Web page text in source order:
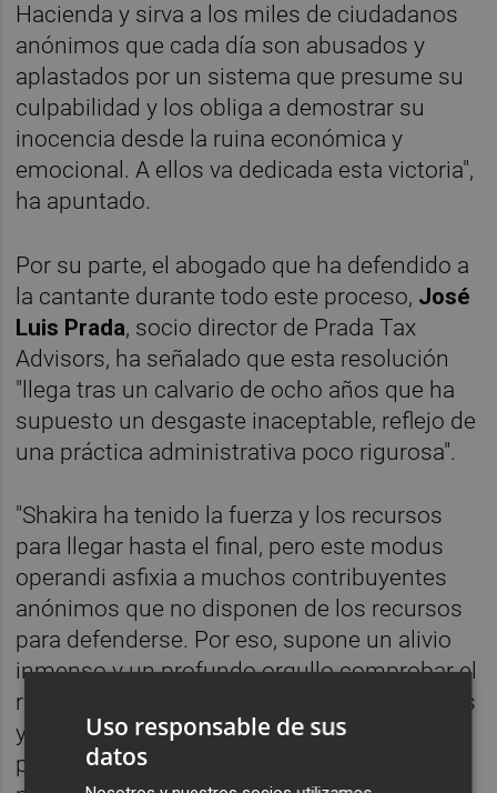
Hacienda y sirva a los miles de ciudadanos
anónimos que cada día son abusados y
aplastados por un sistema que presume su
culpabilidad y los obliga a demostrar su
inocencia desde la ruina económica y
emocional. A ellos va dedicada esta victoria",
ha apuntado.
Por su parte, el abogado que ha defendido a
la cantante durante todo este proceso, José
Luis Prada, socio director de Prada Tax
Advisors, ha señalado que esta resolución
"llega tras un calvario de ocho años que ha
supuesto un desgaste inaceptable, reflejo de
una práctica administrativa poco rigurosa".
"Shakira ha tenido la fuerza y los recursos
para llegar hasta el final, pero este modus
operandi asfixia a muchos contribuyentes
anónimos que no disponen de los recursos
para defenderse. Por eso, supone un alivio
inmenso y un profundo orgullo comprobar el
rigor e independencia de nuestros tribunales
y nos reconforta constatar que, frente a
posiciones administrativas inaceptables,
Uso responsable de sus
datos